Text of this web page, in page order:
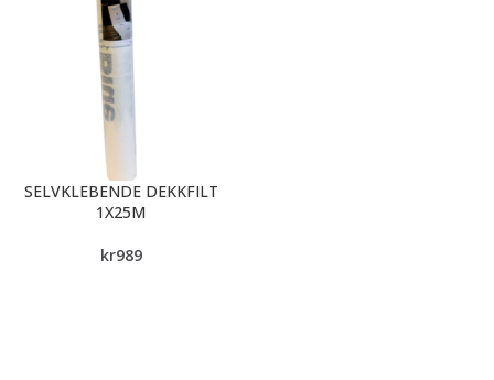
SELVKLEBENDE DEKKFILT
1X25M
kr989